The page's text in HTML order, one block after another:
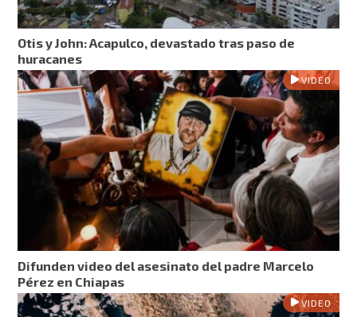
Otis y John: Acapulco, devastado tras paso de
huracanes
VIDEO
Difunden video del asesinato del padre Marcelo
Pérez en Chiapas
VIDEO